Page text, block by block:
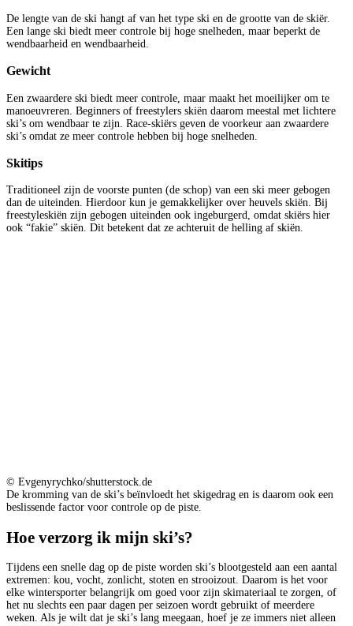
De lengte van de ski hangt af van het type ski en de grootte van de skiër.
Een lange ski biedt meer controle bij hoge snelheden, maar beperkt de
wendbaarheid en wendbaarheid.
Gewicht
Een zwaardere ski biedt meer controle, maar maakt het moeilijker om te
manoeuvreren. Beginners of freestylers skiën daarom meestal met lichtere
ski’s om wendbaar te zijn. Race-skiërs geven de voorkeur aan zwaardere
ski’s omdat ze meer controle hebben bij hoge snelheden.
Skitips
Traditioneel zijn de voorste punten (de schop) van een ski meer gebogen
dan de uiteinden. Hierdoor kun je gemakkelijker over heuvels skiën. Bij
freestyleskiën zijn gebogen uiteinden ook ingeburgerd, omdat skiërs hier
ook “fakie” skiën. Dit betekent dat ze achteruit de helling af skiën.
© Evgenyrychko/shutterstock.de
De kromming van de ski’s beïnvloedt het skigedrag en is daarom ook een
beslissende factor voor controle op de piste.
Hoe verzorg ik mijn ski’s?
Tijdens een snelle dag op de piste worden ski’s blootgesteld aan een aantal
extremen: kou, vocht, zonlicht, stoten en strooizout. Daarom is het voor
elke wintersporter belangrijk om goed voor zijn skimateriaal te zorgen, of
het nu slechts een paar dagen per seizoen wordt gebruikt of meerdere
weken. Als je wilt dat je ski’s lang meegaan, hoef je ze immers niet alleen